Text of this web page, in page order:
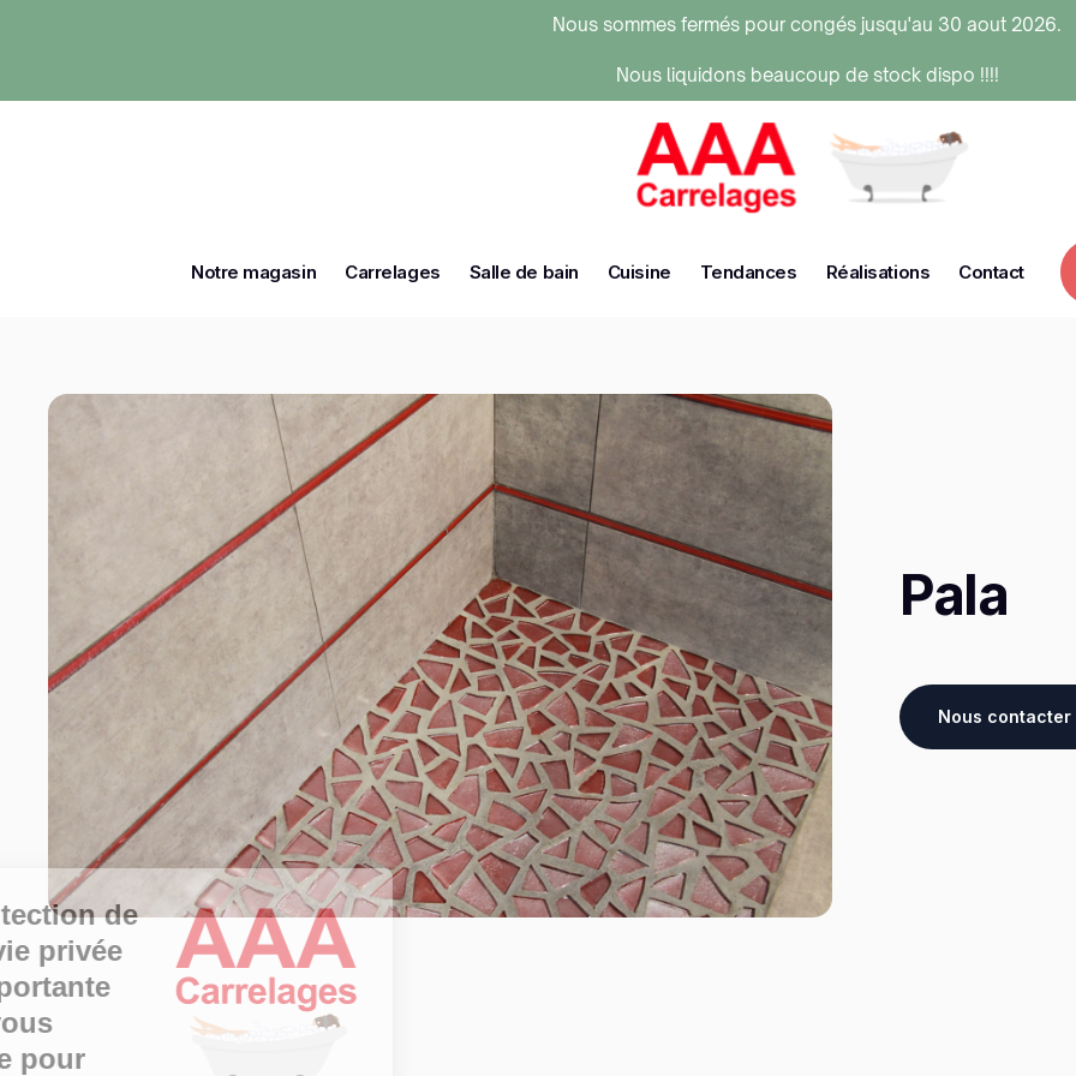
Nous sommes fermés pour congés jusqu'au 30 aout 2026.
Nous liquidons beaucoup de stock dispo !!!!
Notre magasin Carrelages Salle de bain Cuisine Tendances Réalisations Contact
Pala
Nous contacter
La protection de
votre vie privée
est importante
pour vous
comme pour